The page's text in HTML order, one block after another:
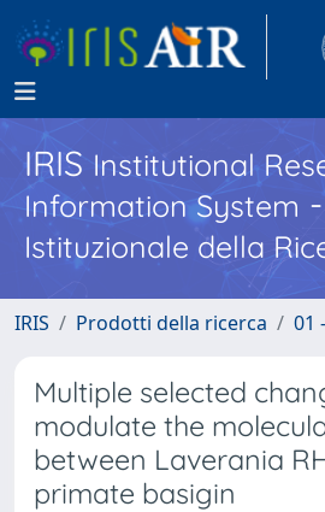
IRISInstitutional
Information System
Istituzionale della
IRIS Prodotti della ricerca 01
Multiple selected
modulate the
between Laverania
primate basigin